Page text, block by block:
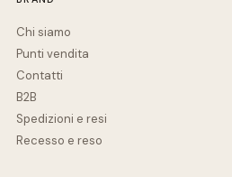
Chi siamo
Punti vendita
Contatti
B2B
Spedizioni e resi
Recesso e reso